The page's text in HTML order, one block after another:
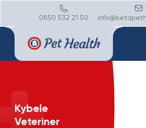
0850 532 21 50
Kybele
Veteriner